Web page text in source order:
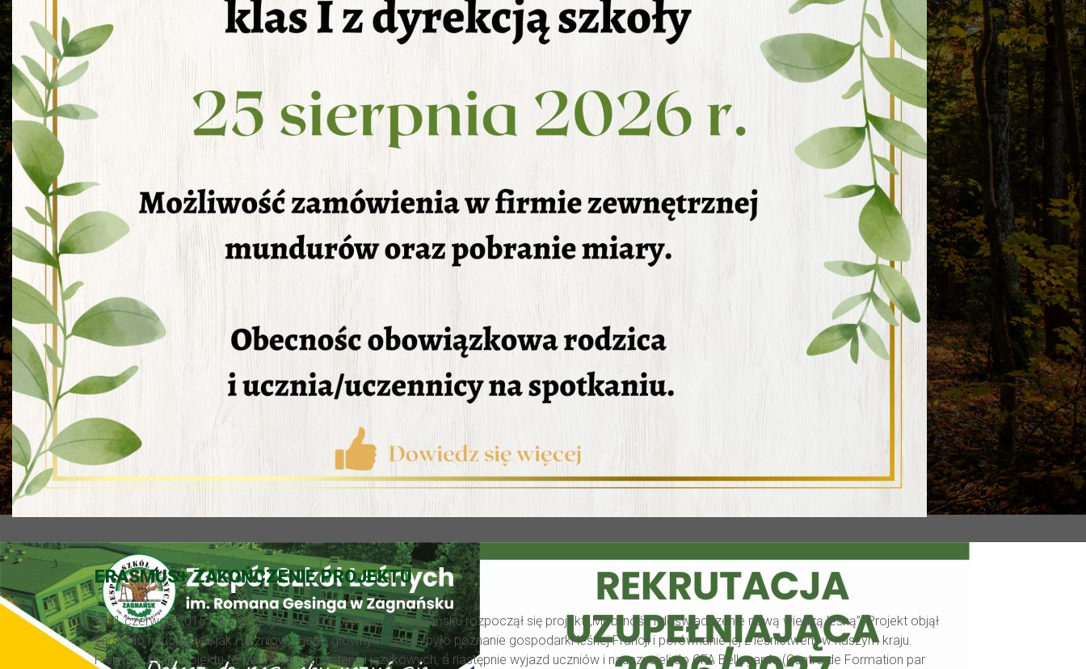
ERASMUS+ ZAKOŃCZENIE PROJEKTU
Od 1 czerwca 2015 roku w Zespole Szkół Leśnych w Zagnańsku rozpoczął się projekt „Mobilność i doświadczenie nową wiedzą leśną”. Projekt objął
zarówno nauczycieli, jak i uczniów, a jego głównym celem było poznanie gospodarki leśnej Francji i porównanie jej z leśnictwem w naszym kraju.
Pierwszy etap projektu to poprawa kompetencji językowych, a następnie wyjazd uczniów i nauczycieli do CFA Bellegarde (Centre de Formation par